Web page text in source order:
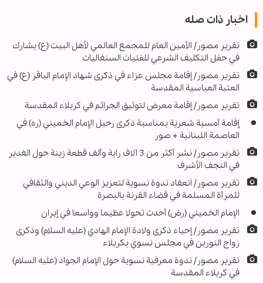
اخبار ذات صله
تقرير مصور/ الأمين العام للمجمع العالمي لأهل البيت (ع) يشارك
في حفل التكليف الشرعي للفتيات السنغاليات
تقرير مصور/ إقامة مجلس عزاء في ذكرى شهاد الإمام الباقر (ع) في
العتبة العباسية المقدسة
تقرير مصور/ إقامة معرض لتوثيق الجرائم في كربلاء المقدسة
إقامة أمسية شعرية بمناسبة ذكرى رحيل الإمام الخميني (ره) في
العاصمة اللبنانية + صور
تقرير مصور/ نشر أكثر من 3 آلاف راية وألف قطعة زينة حول الغدير
في النجف الأشرف
تقرير مصور/ انعقاد ندوة نسوية لتعزيز الوعي الديني والثقافي
للمرأة المسلمة في قضاء القرنة بالبصرة
الإمام الخميني (رض) أحدث تحولا عظيما وواسعا في إيران
تقرير مصور/ إحياء ذكرى ولادة الإمام الهادي (عليه السلام) وذكرى
زواج النورين في مجلس نسوي بكربلاء
تقرير مصور/ ندوة معرفية نسوية حول الإمام الجواد (عليه السلام)
في كربلاء المقدسة